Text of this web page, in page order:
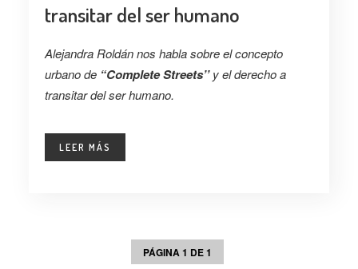
transitar del ser humano
Alejandra Roldán nos habla sobre el concepto
urbano de “Complete Streets’’y el derecho a
transitar del ser humano.
LEER MÁS
PÁGINA 1 DE 1